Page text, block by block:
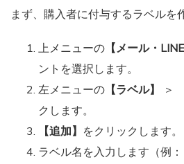
まず、購入者に付与するラベルを
上メニューの 【メール・
ントを選択します。
左メニューの 【ラベル】 ＞
クします。
【追加】 をクリックします。
ラベル名を入力します（例